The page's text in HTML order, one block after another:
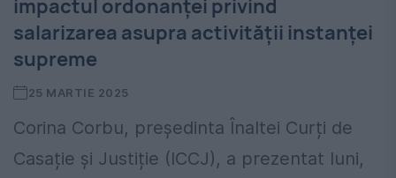
impactul ordonanței privind
salarizarea asupra activității instanței
supreme
25 MARTIE 2025
Corina Corbu, președinta Înaltei Curți de
Casație și Justiție (ICCJ), a prezentat luni,